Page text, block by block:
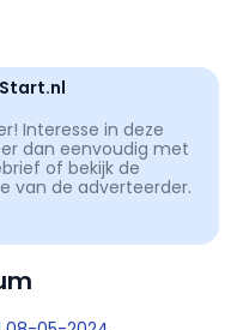
Interesse in deze
dan eenvoudig met
of bekijk de
van de adverteerder.